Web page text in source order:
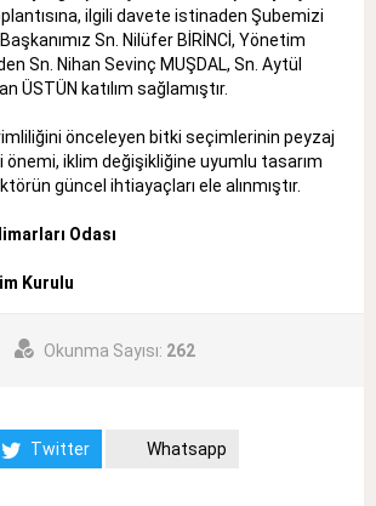
ilgili davete istinaden Şubemizi
Sn. Nilüfer BİRİNCİ, Yönetim
Sn. Nihan Sevinç MUŞDAL, Sn. Aytül
ÜSTÜN katılım sağlamıştır.
önceleyen bitki seçimlerinin peyzaj
önemi, iklim değişikliğine uyumlu tasarım
güncel ihtiayaçları ele alınmıştır.
Odası
Kurulu
Okunma Sayısı: 262
Twitter
Whatsapp